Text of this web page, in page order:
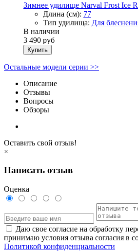
Зимнее удилище Narval Frost Ice
Длина (см): 77
Тип удилища: Для
В наличии
3 490 руб
Купить
Остальные модели серии >>
Описание
Отзывы
Вопросы
Обзоры
Оставить свой отзыв!
×
Написать отзыв
Оценка
Даю свое согласие на обработку
принимаю условия отзыва согласия в
Политикой конфиденциальности